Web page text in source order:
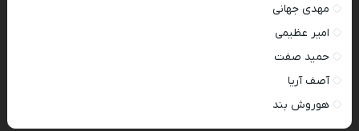
مهدی جهانی
امیر عظیمی
حمید صفت
آصف آریا
هوروش بند